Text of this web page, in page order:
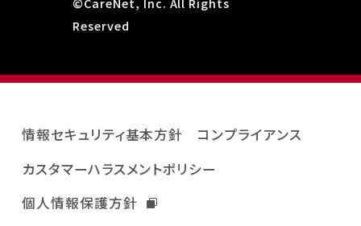
Reserved
情報セキュリティ基本方針
コンプライアンス
カスタマーハラスメントポリシー
個人情報保護方針